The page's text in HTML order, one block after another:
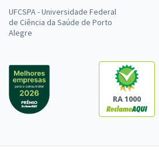
UFCSPA - Universidade Federal
de Ciência da Saúde de Porto
Alegre
RA 1000